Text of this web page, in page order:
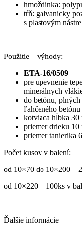
hmoždinka:
tŕň: galvanicky
s plastovým
Použitie – výhody:
ETA-16/0509
pre upevnenie
minerálnych
do betónu,
ľahčeného
kotviaca hĺbka
priemer drieku 10
priemer tanierika
Počet kusov v balení:
od 10×70 do 10×200 –
od 10×220 – 100ks v
Ďalšie informácie